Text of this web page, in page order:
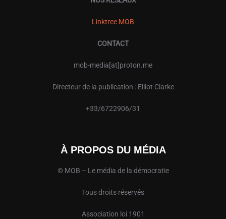
Linktree MOB
CONTACT
mob-media[at]proton.me
Directeur de la publication : Elliot Clarke
+33/6722906/31
À PROPOS DU MÉDIA
© MOB – Le média de la démocratie
Tous droits réservés
Association loi 1901